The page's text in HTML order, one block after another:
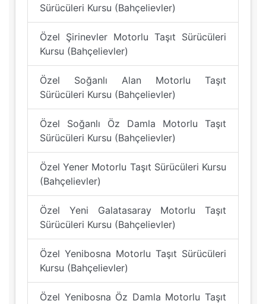
Sürücüleri Kursu (Bahçelievler)
Özel Şirinevler Motorlu Taşıt Sürücüleri
Kursu (Bahçelievler)
Özel Soğanlı Alan Motorlu Taşıt
Sürücüleri Kursu (Bahçelievler)
Özel Soğanlı Öz Damla Motorlu Taşıt
Sürücüleri Kursu (Bahçelievler)
Özel Yener Motorlu Taşıt Sürücüleri Kursu
(Bahçelievler)
Özel Yeni Galatasaray Motorlu Taşıt
Sürücüleri Kursu (Bahçelievler)
Özel Yenibosna Motorlu Taşıt Sürücüleri
Kursu (Bahçelievler)
Özel Yenibosna Öz Damla Motorlu Taşıt